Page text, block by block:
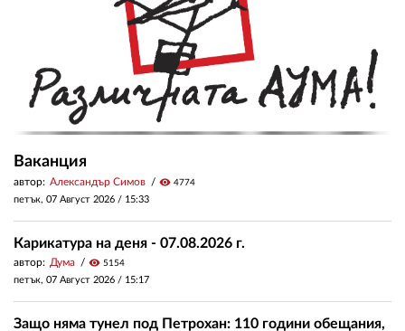
Ваканция
автор: Александър Симов visibility 4774
петък, 07 Август 2026 / 15:33
Карикатура на деня - 07.08.2026 г.
автор: Дума visibility 5154
петък, 07 Август 2026 / 15:17
Защо няма тунел под Петрохан: 110 години обещания,